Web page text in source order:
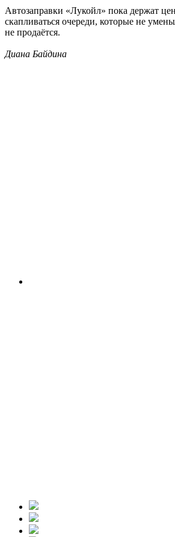
Автозаправки «Лукойл» пока держат
скапливаться очереди, которые не
не продаётся.
Диана Байдина